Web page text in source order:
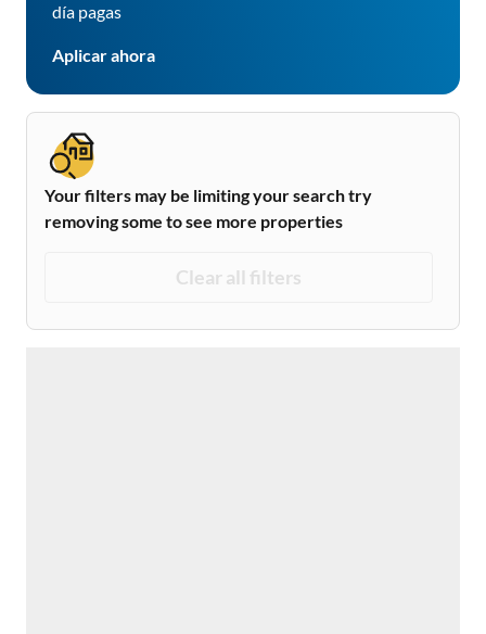
día pagas
Aplicar ahora
Your filters may be limiting your search try
removing some to see more properties
Clear all filters